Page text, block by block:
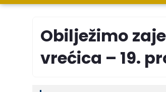
Obilježimo
vrećica – 19.